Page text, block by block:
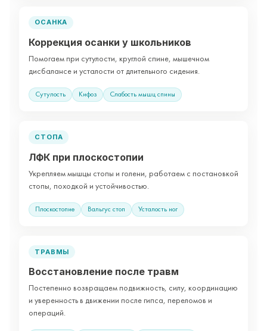
ОСАНКА
Коррекция осанки у школьников
Помогаем при сутулости, круглой спине, мышечном
дисбалансе и усталости от длительного сидения.
Сутулость Кифоз Слабость мышц спины
СТОПА
ЛФК при плоскостопии
Укрепляем мышцы стопы и голени, работаем с постановкой
стопы, походкой и устойчивостью.
Плоскостопие Вальгус стоп Усталость ног
ТРАВМЫ
Восстановление после травм
Постепенно возвращаем подвижность, силу, координацию
и уверенность в движении после гипса, переломов и
операций.